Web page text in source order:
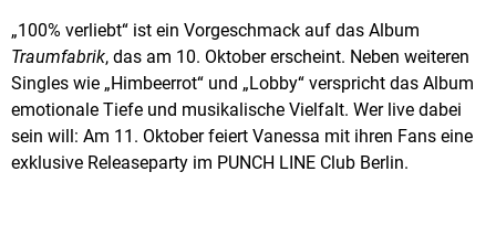
„100% verliebt“ ist ein Vorgeschmack auf das Album
Traumfabrik, das am 10. Oktober erscheint. Neben weiteren
Singles wie „Himbeerrot“ und „Lobby“ verspricht das Album
emotionale Tiefe und musikalische Vielfalt. Wer live dabei
sein will: Am 11. Oktober feiert Vanessa mit ihren Fans eine
exklusive Releaseparty im PUNCH LINE Club Berlin.